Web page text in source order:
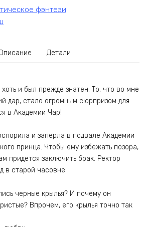
фэнтези
Детали
и был прежде знатен. То, что во мне
дар, стало огромным сюрпризом для
в Академии Чар!
и заперла в подвале Академии
принца. Чтобы ему избежать позора,
придется заключить брак. Ректор
в старой часовне.
черные крылья? И почему он
Впрочем, его крылья точно так